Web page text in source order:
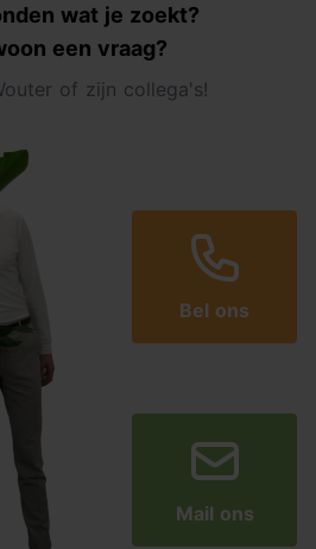
wat je zoekt?
een vraag?
of zijn collega's!
Bel ons
Mail ons